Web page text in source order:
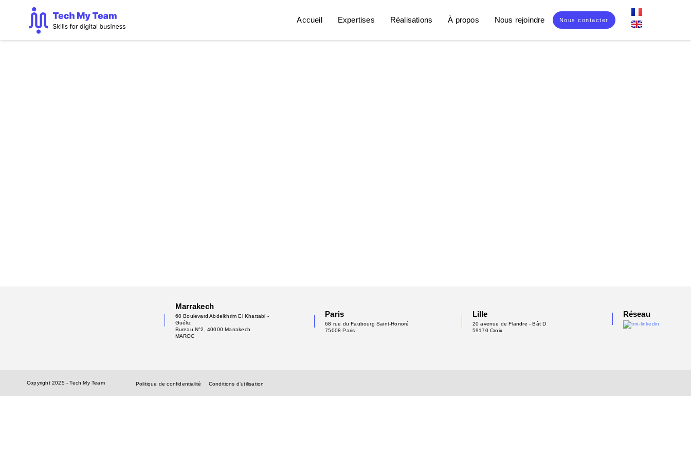
Accueil Expertises Réalisations À propos Nous rejoindre Nous contacter
Marrakech
60 Boulevard Abdelkhrim El Khattabi -
Guéliz
Bureau N°2, 40000 Marrakech
MAROC
Paris
68 rue du Faubourg Saint-Honoré
75008 Paris
Lille
20 avenue de Flandre - Bât D
59170 Croix
Réseau
Copyright 2025 - Tech My Team Politique de confidentialité Conditions d'utilisation